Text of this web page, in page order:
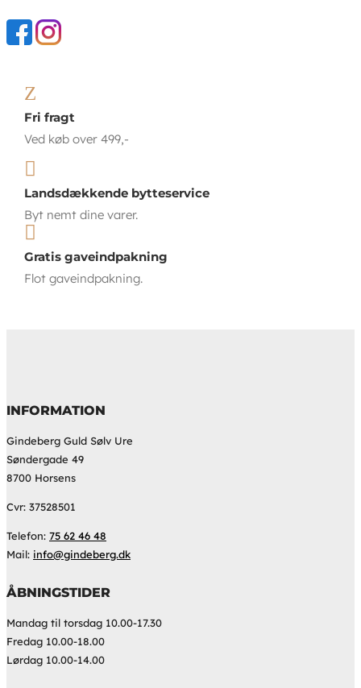
Z
Fri fragt
Ved køb over 499,-

Landsdækkende bytteservice
Byt nemt dine varer.

Gratis gaveindpakning
Flot gaveindpakning.
INFORMATION
Gindeberg Guld Sølv Ure
Søndergade 49
8700 Horsens
Cvr: 37528501
Telefon: 75 62 46 48
Mail: info@gindeberg.dk
ÅBNINGSTIDER
Mandag til torsdag 10.00-17.30
Fredag 10.00-18.00
Lørdag 10.00-14.00